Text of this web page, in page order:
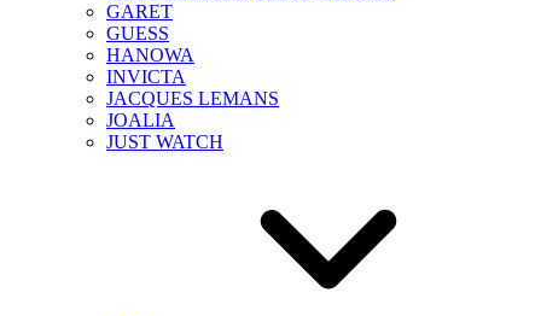
GARET
GUESS
HANOWA
INVICTA
JACQUES LEMANS
JOALIA
JUST WATCH